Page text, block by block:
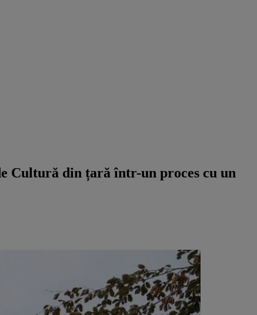
Cultură din țară într-un proces cu un